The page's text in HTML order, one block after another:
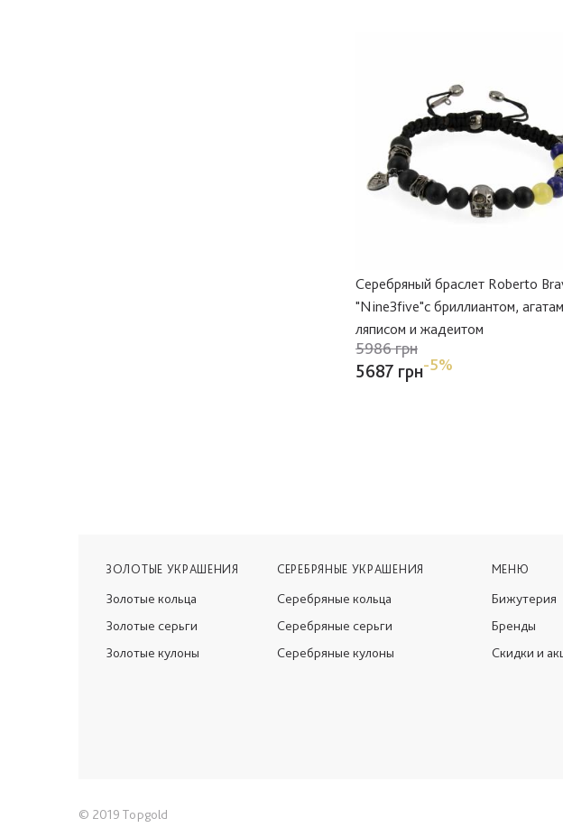
Серебряный браслет Roberto
"Nine3five"с бриллиантом,
ляписом и жадеитом
5986 грн
5687 грн-5%
ЗОЛОТЫЕ УКРАШЕНИЯ
Золотые кольца
Золотые серьги
Золотые кулоны
СЕРЕБРЯНЫЕ УКРАШЕНИЯ
Серебряные кольца
Серебряные серьги
Серебряные кулоны
МЕНЮ
Бижутерия
Бренды
Скидки и
© 2019 Topgold